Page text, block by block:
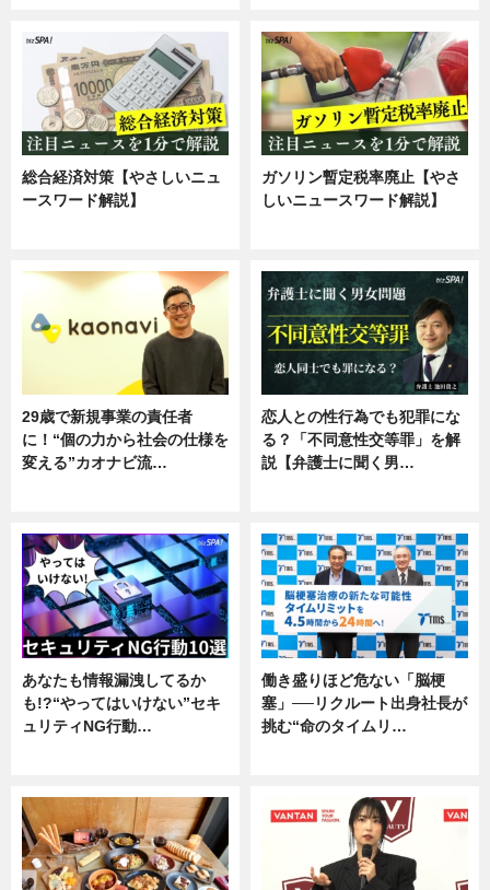
総合経済対策【やさしいニュ
ースワード解説】
ガソリン暫定税率廃止【やさ
しいニュースワード解説】
29歳で新規事業の責任者
に！“個の力から社会の仕様を
変える”カオナビ流…
恋人との性行為でも犯罪にな
る？「不同意性交等罪」を解
説【弁護士に聞く男…
あなたも情報漏洩してるか
も!?“やってはいけない”セキ
ュリティNG行動…
働き盛りほど危ない「脳梗
塞」──リクルート出身社長が
挑む“命のタイムリ…